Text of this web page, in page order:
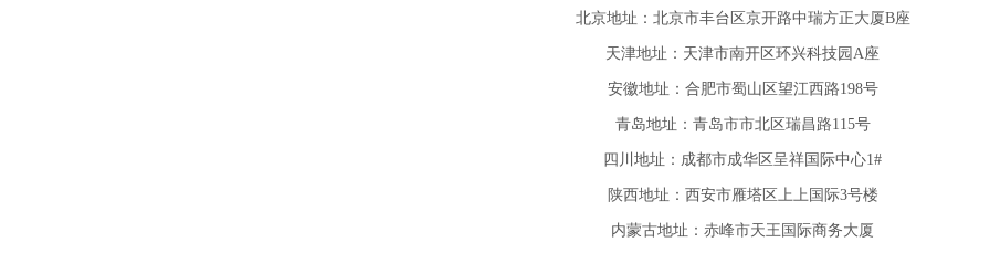
北京地址：北京市丰台区京开路中瑞方正大厦B座
天津地址 ：天津市南开区环兴科技园A座
安徽地址 ：合肥市蜀山区望江西路198号
青岛地址 ：青岛市市北区瑞昌路115号
四川 地址 ：成都市成华区呈祥国际中心1#
陕西地址 ：西安市雁塔区上上国际3号楼
内蒙古地址：赤峰市天王国际商务大厦